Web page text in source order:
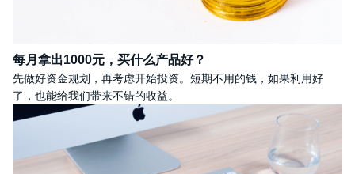
每月拿出1000元，买什么产品好？
先做好资金规划，再考虑开始投资。短期不用的钱，如果利用好
了，也能给我们带来不错的收益。